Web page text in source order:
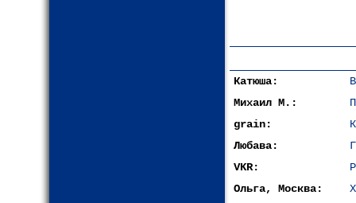
Катюша:
Михаил М.:
grain:
Любава:
VKR:
Ольга, Москва: